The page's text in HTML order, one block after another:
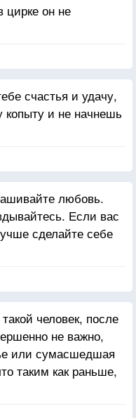
цирке он не
счастья и удачу,
копыту и не начнешь
любовь.
Если вас
сделайте себе
человек, после
не важно,
или сумасшедшая
таким как раньше,